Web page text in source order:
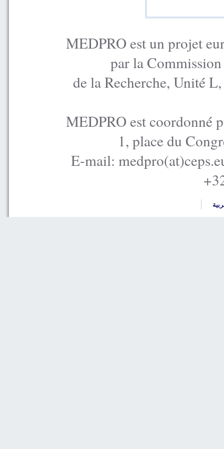
MEDPRO est un projet
par la
de la Recherche, Unité
MEDPRO est coordonné
1, place du
E-mail: